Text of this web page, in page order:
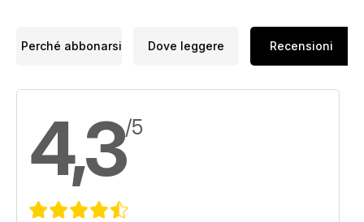
Perché abbonarsi Dove leggere Recensioni
4,3/5